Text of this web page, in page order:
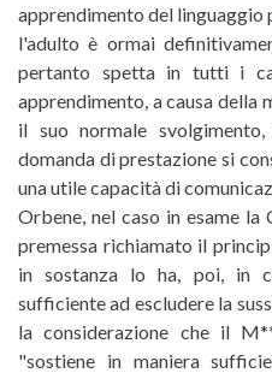
apprendimento del linguaggio
l'adulto è ormai
pertanto spetta in tutti i
apprendimento, a causa della
il suo normale
domanda di prestazione si
una utile capacità di
Orbene, nel caso in esame
premessa richiamato il
in sostanza lo ha, poi, in
sufficiente ad escludere la
la considerazione che il
"sostiene in maniera